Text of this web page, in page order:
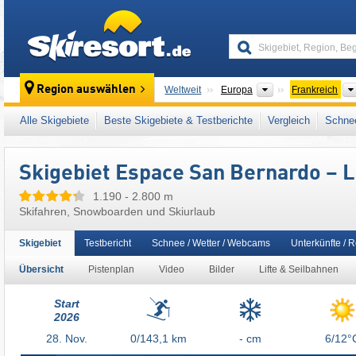
Region auswählen Weltweit Europa Kontinente
Frankreich
Weltweit Europa Kontinente
Italien
Europäische Union
Alle Skigebiete Beste Skigebiete & Testberichte Vergleich
Skigebiet Espace San Bernardo –
1.190 - 2.800 m
Skifahren, Snowboarden und Skiurlaub
Skigebiet
Übersicht Pistenplan Video Bilder Lifte & Seilbahnen
Testbericht Schnee / Wetter / Webcams Unterkünfte /
Start
2026
28.
Nov. 0/143,1 km - cm 6/